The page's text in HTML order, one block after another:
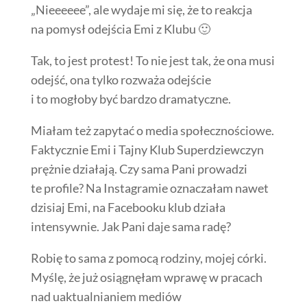
„Nieeeeee”, ale wydaje mi się, że to reakcja
na pomysł odejścia Emi z Klubu 🙂
Tak, to jest protest! To nie jest tak, że ona musi
odejść, ona tylko rozważa odejście
i to mogłoby być bardzo dramatyczne.
Miałam też zapytać o media społecznościowe.
Faktycznie Emi i Tajny Klub Superdziewczyn
prężnie działają. Czy sama Pani prowadzi
te profile? Na Instagramie oznaczałam nawet
dzisiaj Emi, na Facebooku klub działa
intensywnie. Jak Pani daje sama radę?
Robię to sama z pomocą rodziny, mojej córki.
Myślę, że już osiągnęłam wprawę w pracach
nad uaktualnianiem mediów